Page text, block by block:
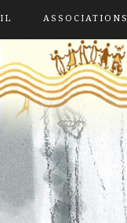
ASSOCIATIONS